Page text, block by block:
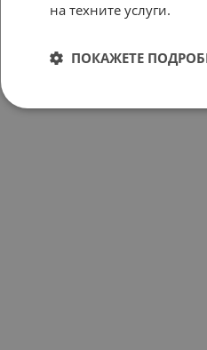
на техните услуги.
ПОКАЖЕТЕ